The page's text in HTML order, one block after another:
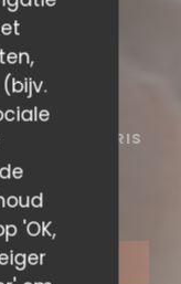
'OK,
PARIS